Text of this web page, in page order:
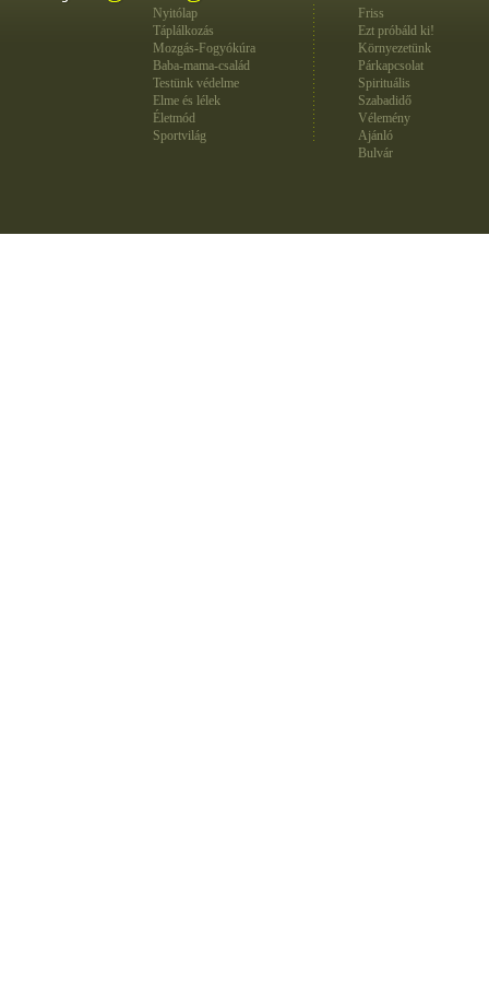
Nyitólap
Táplálkozás
Mozgás-Fogyókúra
Baba-mama-család
Testünk védelme
Elme és lélek
Életmód
Sportvilág
Friss
Ezt próbáld ki!
Környezetünk
Párkapcsolat
Spirituális
Szabadidő
Vélemény
Ajánló
Bulvár